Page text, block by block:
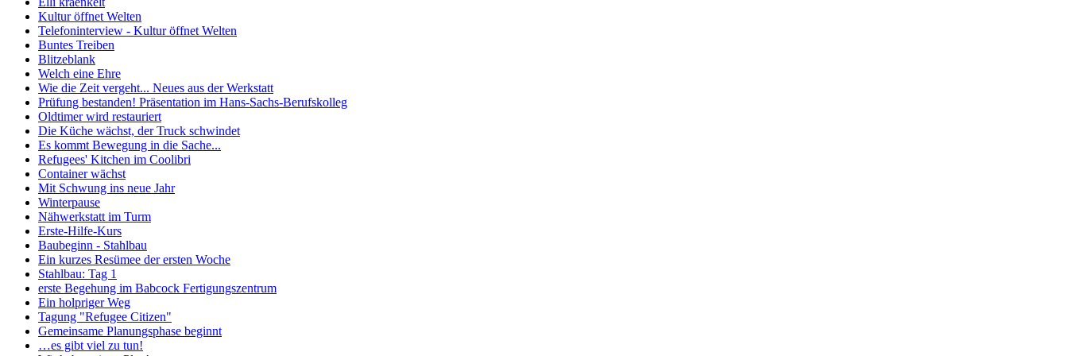
Kultur öffnet Welten
Telefoninterview - Kultur öffnet Welten
Buntes Treiben
Blitzeblank
Welch eine Ehre
Wie die Zeit vergeht... Neues aus der Werkstatt
Prüfung bestanden! Präsentation im Hans-Sachs-Berufskolleg
Oldtimer wird restauriert
Die Küche wächst, der Truck schwindet
Es kommt Bewegung in die Sache...
Refugees' Kitchen im Coolibri
Container wächst
Mit Schwung ins neue Jahr
Winterpause
Nähwerkstatt im Turm
Erste-Hilfe-Kurs
Baubeginn - Stahlbau
Ein kurzes Resümee der ersten Woche
Stahlbau: Tag 1
erste Begehung im Babcock Fertigungszentrum
Ein holpriger Weg
Tagung "Refugee Citizen"
Gemeinsame Planungsphase beginnt
…es gibt viel zu tun!